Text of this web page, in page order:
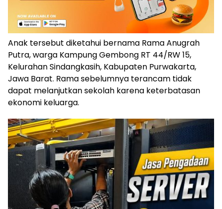
Anak tersebut diketahui bernama Rama Anugrah
Putra, warga Kampung Gembong RT 44/RW 15,
Kelurahan Sindangkasih, Kabupaten Purwakarta,
Jawa Barat. Rama sebelumnya terancam tidak
dapat melanjutkan sekolah karena keterbatasan
ekonomi keluarga.